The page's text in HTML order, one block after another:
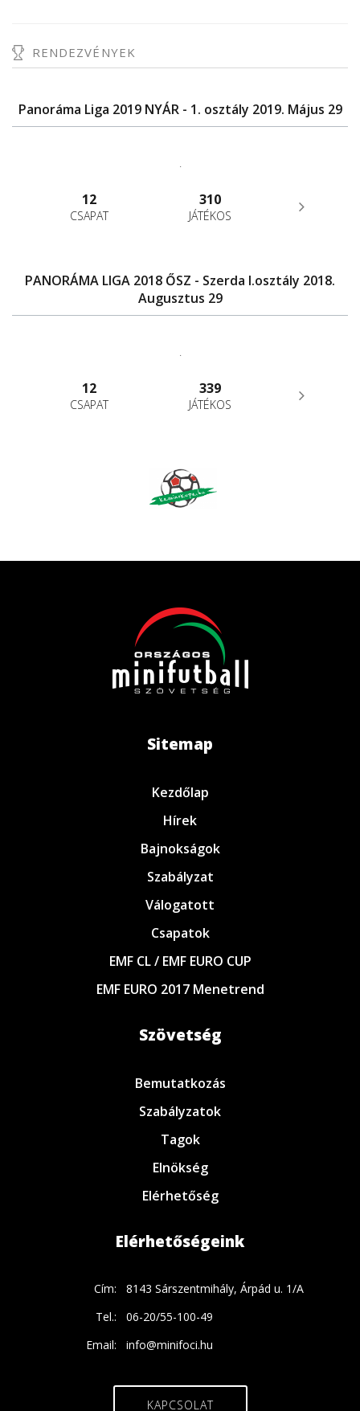
RENDEZVÉNYEK
Panoráma Liga 2019 NYÁR - 1. osztály 2019. Május 29
.
12
CSAPAT
310
JÁTÉKOS
PANORÁMA LIGA 2018 ŐSZ - Szerda I.osztály 2018.
Augusztus 29
.
12
CSAPAT
339
JÁTÉKOS
Sitemap
Kezdőlap
Hírek
Bajnokságok
Szabályzat
Válogatott
Csapatok
EMF CL / EMF EURO CUP
EMF EURO 2017 Menetrend
Szövetség
Bemutatkozás
Szabályzatok
Tagok
Elnökség
Elérhetőség
Elérhetőségeink
Cím:
8143 Sárszentmihály, Árpád u. 1/A
Tel.:
06-20/55-100-49
Email:
info@minifoci.hu
KAPCSOLAT